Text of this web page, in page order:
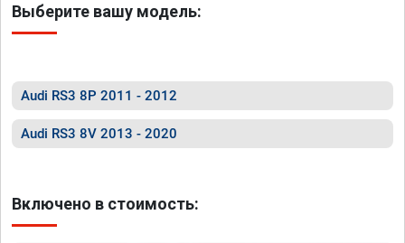
Выберите вашу модель:
Audi RS3 8P 2011 - 2012
Audi RS3 8V 2013 - 2020
Включено в стоимость: